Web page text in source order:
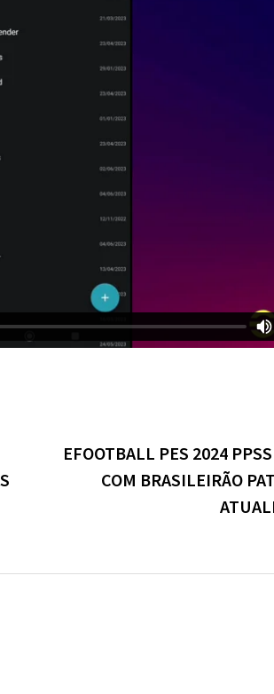
EFOOTBALL PES 2024
COM BRASILEIRÃO